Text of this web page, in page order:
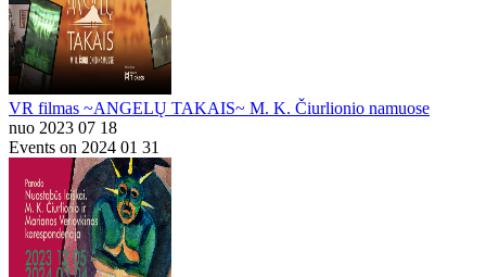
VR filmas ~ANGELŲ TAKAIS~ M. K. Čiurlionio namuose
nuo 2023 07 18
Events on 2024 01 31